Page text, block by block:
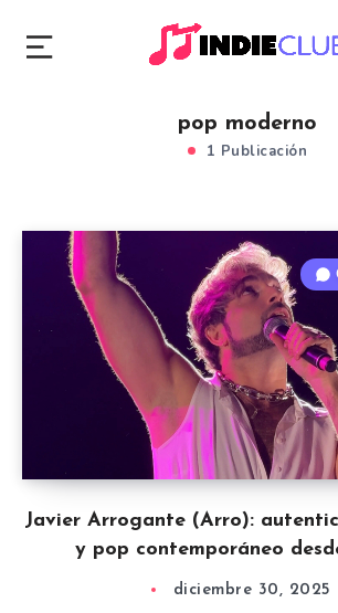
pop moderno
1 Publicación
Javier Arrogante (Arro):
y pop contemporáneo
diciembre 30, 2025